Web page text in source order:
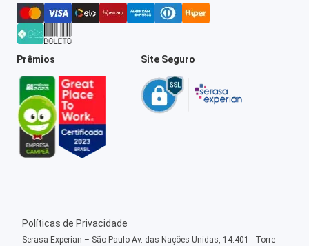
Prêmios Site Seguro
Políticas de Privacidade
Serasa Experian – São Paulo Av. das Nações Unidas, 14.401 - Torre